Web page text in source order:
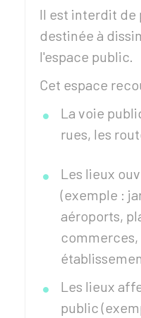
Il est interdit de
destinée à
l'espace public.
Cet espace
La voie
rues, les
Les lieux
(exemple :
aéroports,
Les lieux
public